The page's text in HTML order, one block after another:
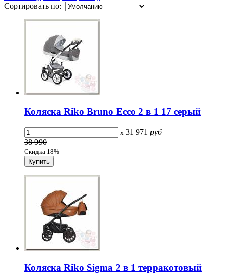
Сортировать по:
Коляска Riko Bruno Ecco 2 в 1 17 серый
x 31 971 руб
38 990
Скидка 18%
Коляска Riko Sigma 2 в 1 терракотовый